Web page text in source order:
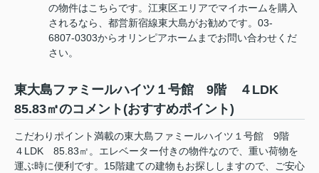
の物件はこちらです。江東区エリアでマイホームを購入
されるなら、都営新宿線東大島がお勧めです。03-
6807-0303からオリンピアホームまでお問い合わせくだ
さい。
東大島ファミールハイツ１号館 9階 ４LDK
85.83㎡のコメント(おすすめポイント)
こだわりポイント満載の東大島ファミールハイツ１号館 9階
４LDK 85.83㎡。エレベーター付きの物件なので、重い荷物を
運ぶ時に便利です。15階建ての建物もお探ししますので、ご安心